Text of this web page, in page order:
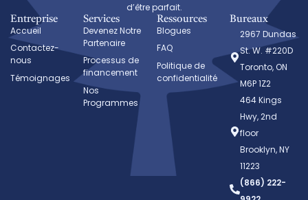
d’être parfait.
Entreprise
Accueil
Contactez-
nous
Témoignages
Services
Devenez Notre
Partenaire
Processus de
financement
Nos
Programmes
Ressources
Blogues
FAQ
Politique de
confidentialité
Bureaux
2967 Dundas
St. W. #220D
Toronto, ON
M6P 1Z2
464 Kings
Hwy, 2nd
floor
Brooklyn, NY
11223
(866) 222-